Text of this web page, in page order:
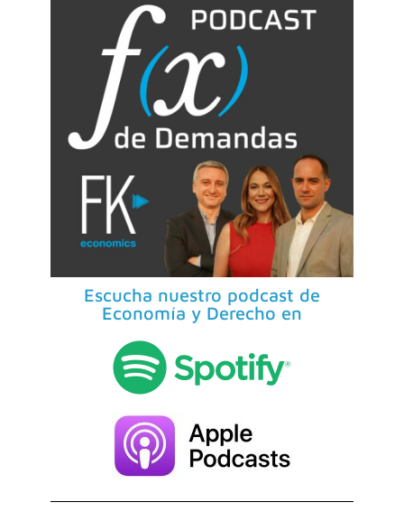
Escucha nuestro podcast de
Economía y Derecho en